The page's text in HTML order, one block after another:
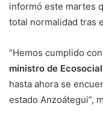
informó este martes
total normalidad tras
“Hemos cumplido
ministro de
hasta ahora se
estado Anzoátegui”,